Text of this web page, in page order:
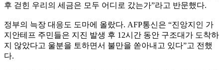
후 걷힌 우리의 세금은 모두 어디로 갔는가”라고 반문했다.
정부의 늑장 대응도 도마에 올랐다. AFP통신은 “진앙지인 가
지안테프 주민들은 지진 발생 후 12시간 동안 구조대가 도착하
지 않았다고 울분을 토하면서 불만을 쏟아내고 있다”고 전했
다.